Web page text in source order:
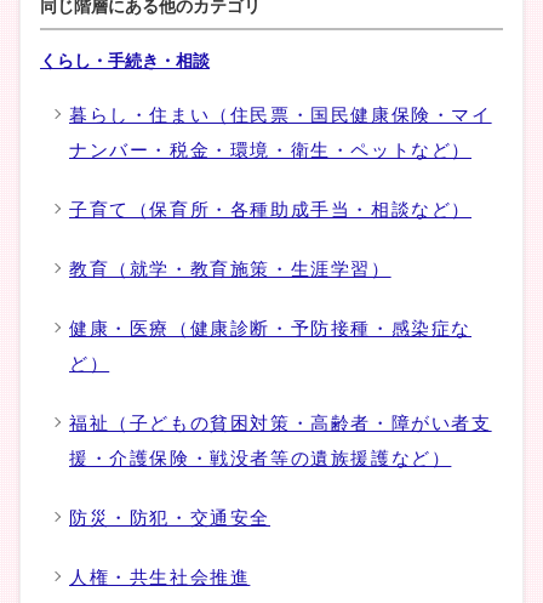
同じ階層にある他のカテゴリ
くらし・手続き・相談
暮らし・住まい（住民票・国民健康保険・マイ
ナンバー・税金・環境・衛生・ペットなど）
子育て（保育所・各種助成手当・相談など）
教育（就学・教育施策・生涯学習）
健康・医療（健康診断・予防接種・感染症な
ど）
福祉（子どもの貧困対策・高齢者・障がい者支
援・介護保険・戦没者等の遺族援護など）
防災・防犯・交通安全
人権・共生社会推進